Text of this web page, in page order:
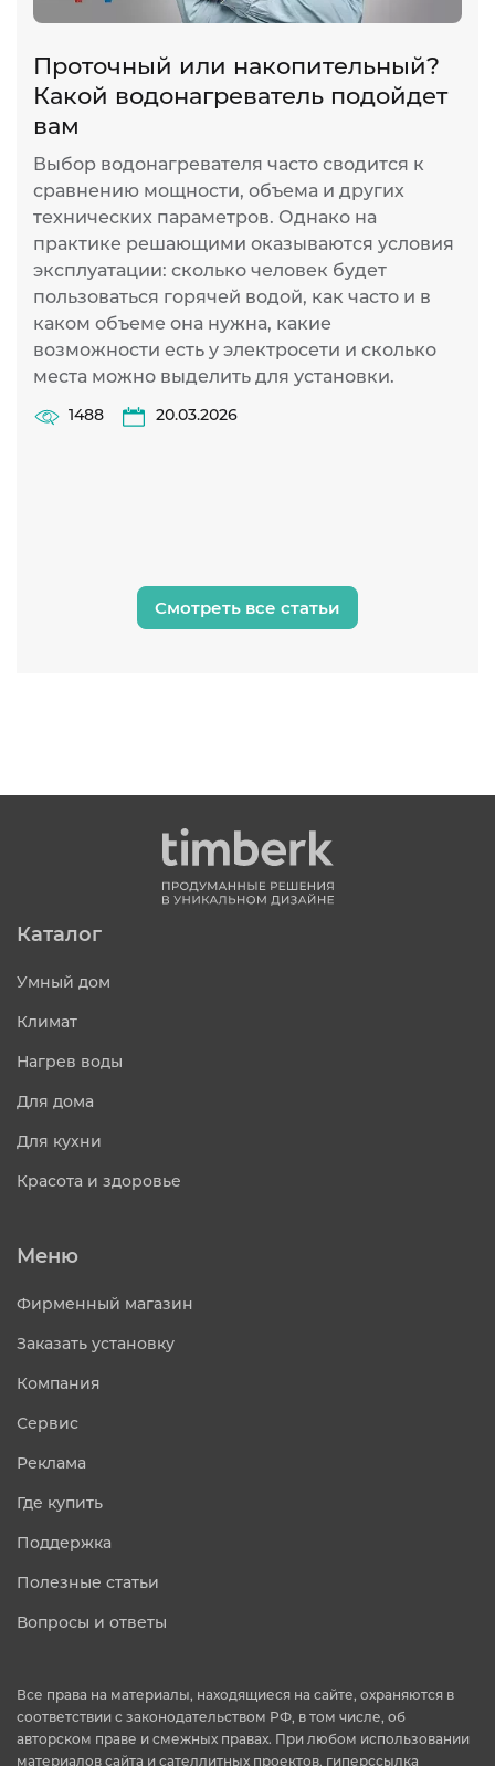
Проточный или накопительный?
Какой водонагреватель подойдет
вам
Выбор водонагревателя часто сводится к
сравнению мощности, объема и других
технических параметров. Однако на
практике решающими оказываются условия
эксплуатации: сколько человек будет
пользоваться горячей водой, как часто и в
каком объеме она нужна, какие
возможности есть у электросети и сколько
места можно выделить для установки.
1488 20.03.2026
Смотреть все статьи
Каталог
Умный дом
Климат
Нагрев воды
Для дома
Для кухни
Красота и здоровье
Меню
Фирменный магазин
Заказать установку
Компания
Сервис
Реклама
Где купить
Поддержка
Полезные статьи
Вопросы и ответы
Все права на материалы, находящиеся на сайте, охраняются в
соответствии с законодательством РФ, в том числе, об
авторском праве и смежных правах. При любом использовании
материалов сайта и сателлитных проектов, гиперссылка